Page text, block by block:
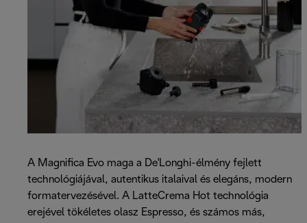
A Magnifica Evo maga a De'Longhi-élmény fejlett
technológiájával, autentikus italaival és elegáns, modern
formatervezésével. A LatteCrema Hot technológia
erejével tökéletes olasz Espresso, és számos más,